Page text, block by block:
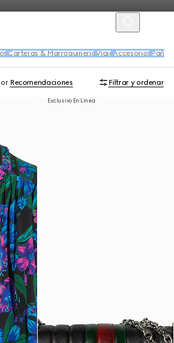
Carteras & Marroquinería ViajeAccesorios
Recomendaciones Filtrar y ordenar
Exclusivo En Línea